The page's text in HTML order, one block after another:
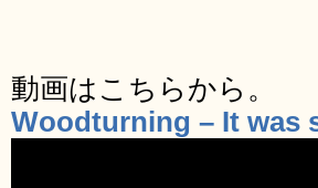
動画はこちらから。
Woodturning – It was